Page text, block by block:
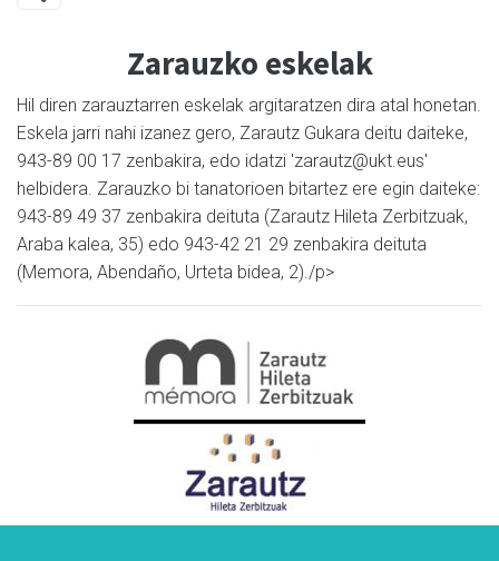
Zarauzko eskelak
Hil diren zarauztarren eskelak argitaratzen dira atal honetan.
Eskela jarri nahi izanez gero, Zarautz Gukara deitu daiteke,
943-89 00 17 zenbakira, edo idatzi 'zarautz@ukt.eus'
helbidera. Zarauzko bi tanatorioen bitartez ere egin daiteke:
943-89 49 37 zenbakira deituta (Zarautz Hileta Zerbitzuak,
Araba kalea, 35) edo 943-42 21 29 zenbakira deituta
(Memora, Abendaño, Urteta bidea, 2)./p>